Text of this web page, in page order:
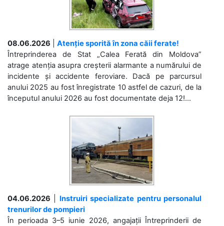
08.06.2026
Atenție sporită în zona căii ferate!
Întreprinderea de Stat „Calea Ferată din Moldova”
atrage atenția asupra creșterii alarmante a numărului de
incidente și accidente feroviare. Dacă pe parcursul
anului 2025 au fost înregistrate 10 astfel de cazuri, de la
începutul anului 2026 au fost documentate deja 12!...
04.06.2026
Instruiri specializate pentru personalul
trenurilor de pompieri
În perioada 3–5 iunie 2026, angajații Întreprinderii de